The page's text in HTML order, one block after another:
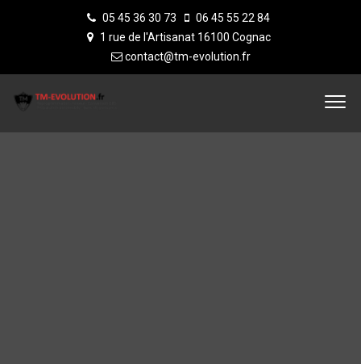
05 45 36 30 73
06 45 55 22 84
1 rue de l'Artisanat 16100 Cognac
contact@tm-evolution.fr